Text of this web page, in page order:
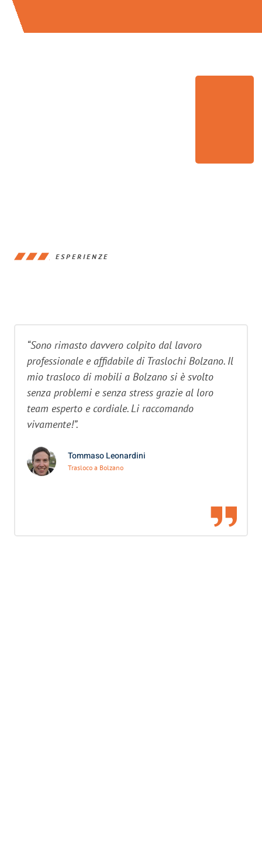
ESPERIENZE
“Sono rimasto davvero colpito dal lavoro
professionale e affidabile di Traslochi Bolzano. Il
mio trasloco di mobili a Bolzano si è svolto
senza problemi e senza stress grazie al loro
team esperto e cordiale. Li raccomando
vivamente!”.
Tommaso Leonardini
Trasloco a Bolzano